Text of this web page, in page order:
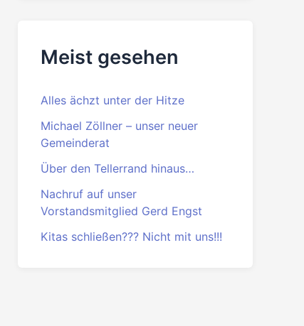
· DOC
Meist gesehen
Alles ächzt unter der Hitze
Michael Zöllner – unser neuer